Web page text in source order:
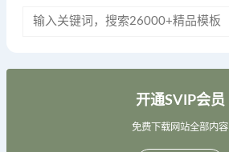
开通SVIP会员
免费下载网站全部内容